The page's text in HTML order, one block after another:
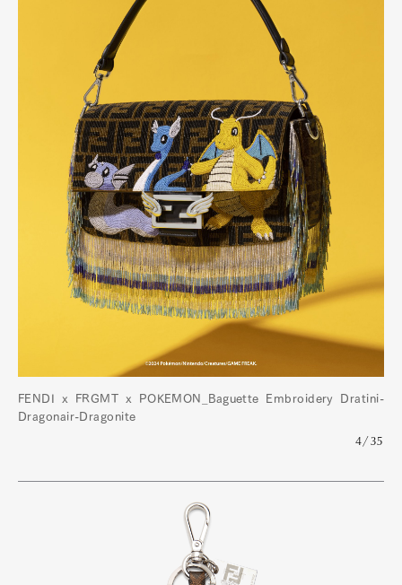
FENDI x FRGMT x POKÉMON_Baguette Embroidery Dratini-
Dragonair-Dragonite
4/35